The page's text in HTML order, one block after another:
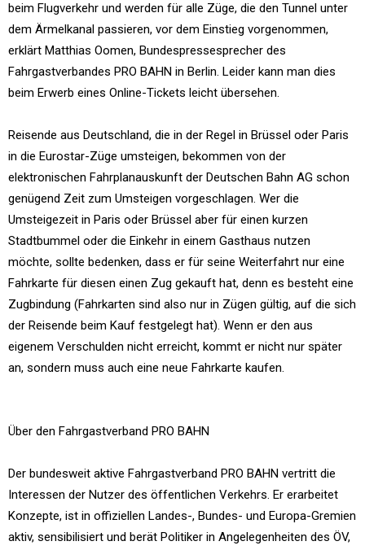
beim Flugverkehr und werden für alle Züge, die den Tunnel unter
dem Ärmelkanal passieren, vor dem Einstieg vorgenommen,
erklärt Matthias Oomen, Bundespressesprecher des
Fahrgastverbandes PRO BAHN in Berlin. Leider kann man dies
beim Erwerb eines Online-Tickets leicht übersehen.
Reisende aus Deutschland, die in der Regel in Brüssel oder Paris
in die Eurostar-Züge umsteigen, bekommen von der
elektronischen Fahrplanauskunft der Deutschen Bahn AG schon
genügend Zeit zum Umsteigen vorgeschlagen. Wer die
Umsteigezeit in Paris oder Brüssel aber für einen kurzen
Stadtbummel oder die Einkehr in einem Gasthaus nutzen
möchte, sollte bedenken, dass er für seine Weiterfahrt nur eine
Fahrkarte für diesen einen Zug gekauft hat, denn es besteht eine
Zugbindung (Fahrkarten sind also nur in Zügen gültig, auf die sich
der Reisende beim Kauf festgelegt hat). Wenn er den aus
eigenem Verschulden nicht erreicht, kommt er nicht nur später
an, sondern muss auch eine neue Fahrkarte kaufen.
Über den Fahrgastverband PRO BAHN
Der bundesweit aktive Fahrgastverband PRO BAHN vertritt die
Interessen der Nutzer des öffentlichen Verkehrs. Er erarbeitet
Konzepte, ist in offiziellen Landes-, Bundes- und Europa-Gremien
aktiv, sensibilisiert und berät Politiker in Angelegenheiten des ÖV,